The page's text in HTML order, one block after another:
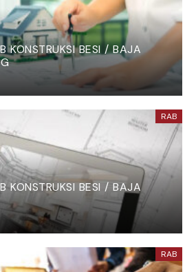
KONSTRUKSI BESI / BAJA
RAB
KONSTRUKSI BESI / BAJA
RAB